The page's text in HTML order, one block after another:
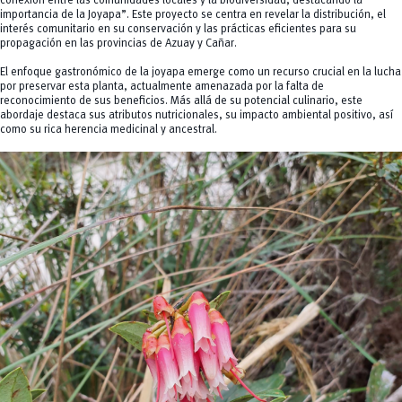
importancia de la Joyapa”. Este proyecto se centra en revelar la distribución, el
interés comunitario en su conservación y las prácticas eficientes para su
propagación en las provincias de Azuay y Cañar.
El enfoque gastronómico de la joyapa emerge como un recurso crucial en la lucha
por preservar esta planta, actualmente amenazada por la falta de
reconocimiento de sus beneficios. Más allá de su potencial culinario, este
abordaje destaca sus atributos nutricionales, su impacto ambiental positivo, así
como su rica herencia medicinal y ancestral.